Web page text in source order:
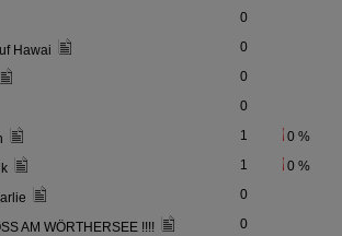
0
Hawai 0
0
0
1 0 %
1 0 %
0
AM WÖRTHERSEE !!!! 0